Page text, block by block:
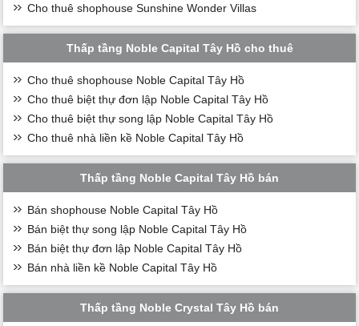
Cho thuê shophouse Sunshine Wonder Villas
Thấp tầng Noble Capital Tây Hồ cho thuê
Cho thuê shophouse Noble Capital Tây Hồ
Cho thuê biệt thự đơn lập Noble Capital Tây Hồ
Cho thuê biệt thự song lập Noble Capital Tây Hồ
Cho thuê nhà liền kề Noble Capital Tây Hồ
Thấp tầng Noble Capital Tây Hồ bán
Bán shophouse Noble Capital Tây Hồ
Bán biệt thự song lập Noble Capital Tây Hồ
Bán biệt thự đơn lập Noble Capital Tây Hồ
Bán nhà liền kề Noble Capital Tây Hồ
Thấp tầng Noble Crystal Tây Hồ bán